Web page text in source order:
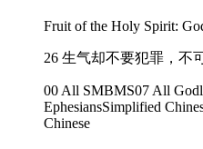
Fruit of the Holy Spirit:
26 生气却不要犯罪，不
00 All SMBMS07 All
EphesiansSimplified
Chinese